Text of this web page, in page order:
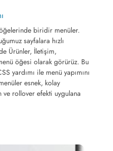
biridir menüler.
sayfalara hızlı
Ürünler, İletişim,
öğesi olarak görürüz. Bu
yardımı ile menü yapımını
esnek, kolay
rollover efekti uygulana